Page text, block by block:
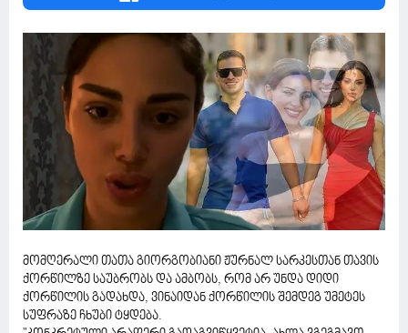
მომღერალი თათა გიორგობიანი ჟურნალ სარკესთან თავის
ქორწილზე საუბრობს და ამბობს, რომ არ უნდა დიდი
ქორწილის გადახდა, ვინაიდან ქორწილის შემდეგ უმეტეს
სუფრაზე ჩხუბი ტყდება.